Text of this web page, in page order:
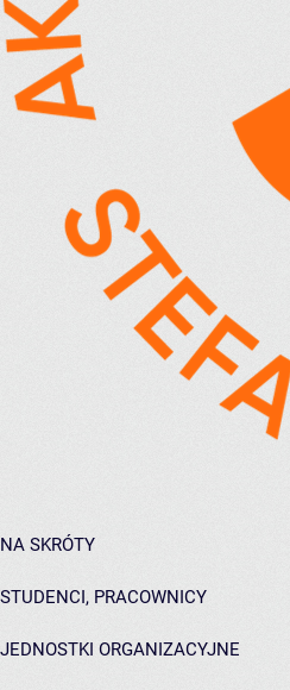
NA SKRÓTY
STUDENCI, PRACOWNICY
JEDNOSTKI ORGANIZACYJNE